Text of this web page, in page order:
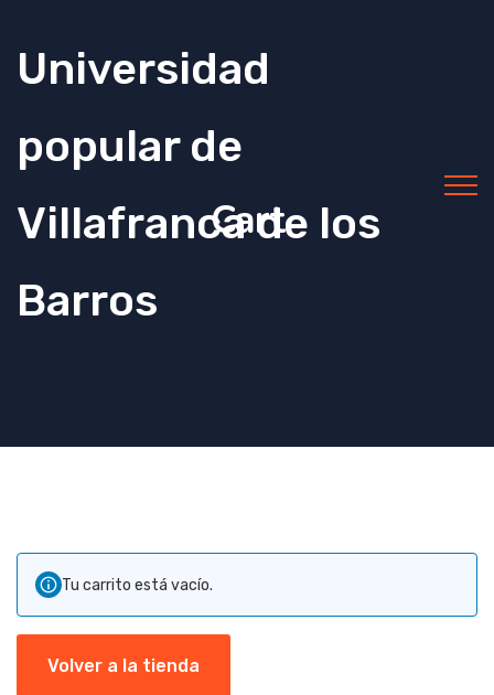
Universidad
popular de
Villafranca de los
Barros
Cart
Tu carrito está vacío.
Volver a la tienda